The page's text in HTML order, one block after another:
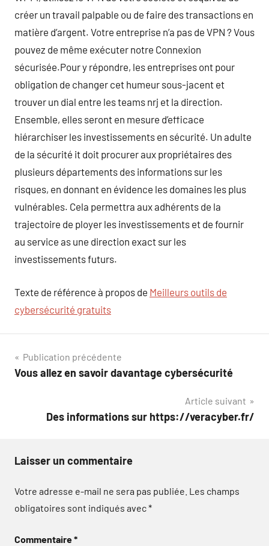
créer un travail palpable ou de faire des transactions en
matière d’argent. Votre entreprise n’a pas de VPN ? Vous
pouvez de même exécuter notre Connexion
sécurisée.Pour y répondre, les entreprises ont pour
obligation de changer cet humeur sous-jacent et
trouver un dial entre les teams nrj et la direction.
Ensemble, elles seront en mesure d’efficace
hiérarchiser les investissements en sécurité. Un adulte
de la sécurité it doit procurer aux propriétaires des
plusieurs départements des informations sur les
risques, en donnant en évidence les domaines les plus
vulnérables. Cela permettra aux adhérents de la
trajectoire de ployer les investissements et de fournir
au service as une direction exact sur les
investissements futurs.
Texte de référence à propos de Meilleurs outils de
cybersécurité gratuits
Navigation
de
Publication précédente
Vous allez en savoir davantage cybersécurité
Article suivant
Des informations sur https://veracyber.fr/
Laisser un commentaire
Votre adresse e-mail ne sera pas publiée. Les champs
obligatoires sont indiqués avec*
Commentaire*